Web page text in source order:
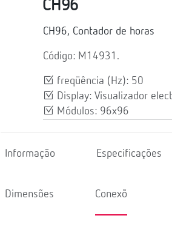
CH96
CH96, Contador de horas
Código: M14931.
freqüência (Hz): 50
Display: Visualizador
Módulos: 96x96
Informação Especificações
Dimensões Conexõ